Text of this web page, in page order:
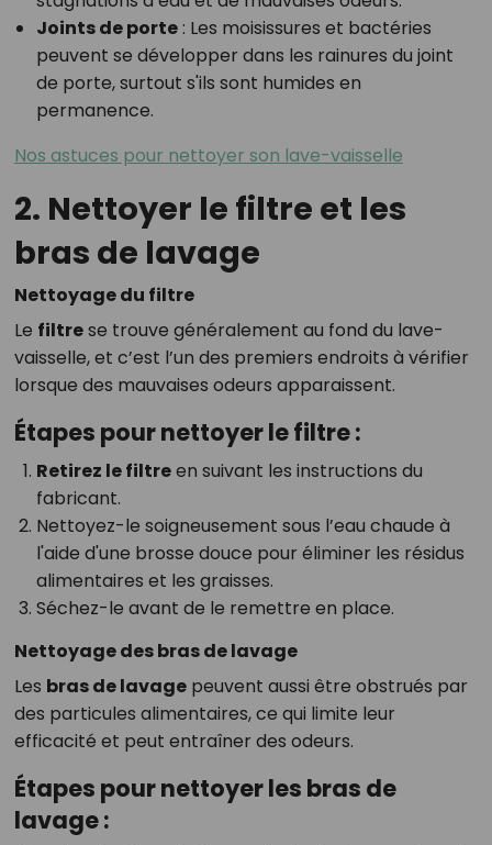
Joints de porte: Les moisissures et bactéries
peuvent se développer dans les rainures du joint
de porte, surtout s'ils sont humides en
permanence.
Nos astuces pour nettoyer son lave-vaisselle
2. Nettoyer le filtre et les
bras de lavage
Nettoyage du filtre
Le filtrese trouve généralement au fond du lave-
vaisselle, et c’est l’un des premiers endroits à vérifier
lorsque des mauvaises odeurs apparaissent.
Étapes pour nettoyer le filtre :
Retirez le filtreen suivant les instructions du
fabricant.
Nettoyez-le soigneusement sous l’eau chaude à
l'aide d'une brosse douce pour éliminer les résidus
alimentaires et les graisses.
Séchez-le avant de le remettre en place.
Nettoyage des bras de lavage
Les bras de lavagepeuvent aussi être obstrués par
des particules alimentaires, ce qui limite leur
efficacité et peut entraîner des odeurs.
Étapes pour nettoyer les bras de
lavage :